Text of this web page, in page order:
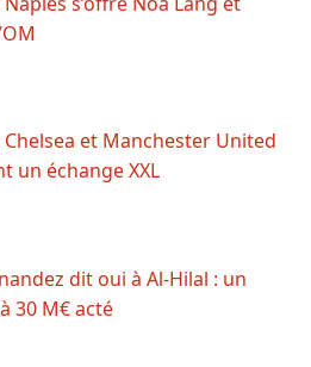
et Manchester United
un échange XXL
dit oui à Al-Hilal : un
30 M€ acté